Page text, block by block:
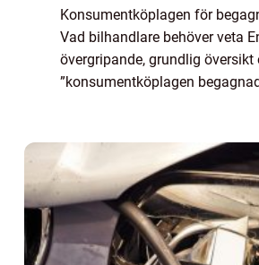
Konsumentköplagen för
Vad bilhandlare behöver veta
övergripande, grundlig översikt
”konsumentköplagen
hörnsten för bilhand...